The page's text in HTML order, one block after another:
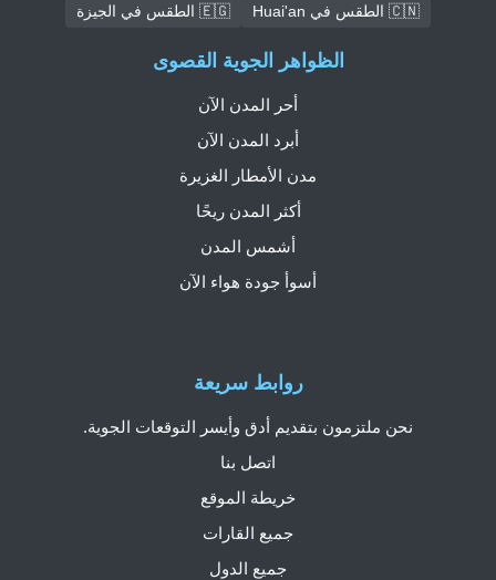
🇨🇳 الطقس في Huai'an
🇪🇬 الطقس في الجيزة
روابط سريعة
نحن ملتزمون بتقديم أدق وأيسر التوقعات الجوية.
اتصل بنا
خريطة الموقع
جميع القارات
جميع الدول
الظواهر الجوية القصوى
أحر المدن الآن
أبرد المدن الآن
مدن الأمطار الغزيرة
أكثر المدن ريحًا
أشمس المدن
أسوأ جودة هواء الآن